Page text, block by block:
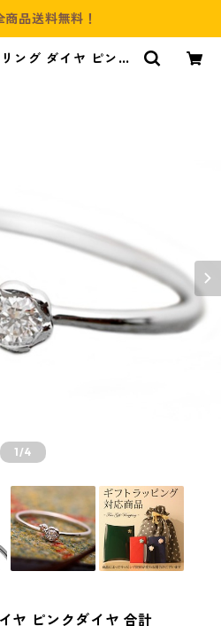
品送料無料！
ング ダイヤ ピンク
1/4
ヤ ピンクダイヤ 合計